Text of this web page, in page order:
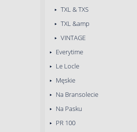
TXL & TXS
TXL &amp
VINTAGE
Everytime
Le Locle
Męskie
Na Bransolecie
Na Pasku
PR 100